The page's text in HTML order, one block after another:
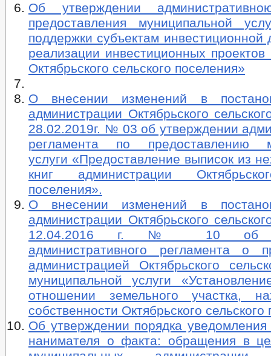
Об утверждении
предоставления муниципальной
поддержки субъектам инвестиционной
реализации инвестиционных
Октябрьского сельского поселения»
О внесении изменений в
администрации Октябрьского
28.02.2019г. № 03 об утверждении
регламента по предоставлению
услуги «Предоставление выписок из
книг администрации
поселения».
О внесении изменений в
администрации Октябрьского
12.04.2016 г. № 10 об
административного регламента о
администрацией Октябрьского
муниципальной услуги
отношении земельного участка,
собственности Октябрьского сельского
Об утверждении порядка уведомления
нанимателя о факта: обращения в